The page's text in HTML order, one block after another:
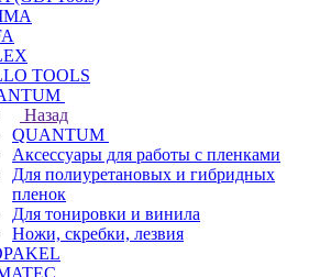
TOOLS
Назад
QUANTUM
Аксессуары для работы с пленками
Для полиуретановых и гибридных
пленок
Для тонировки и винила
Ножи, скребки, лезвия